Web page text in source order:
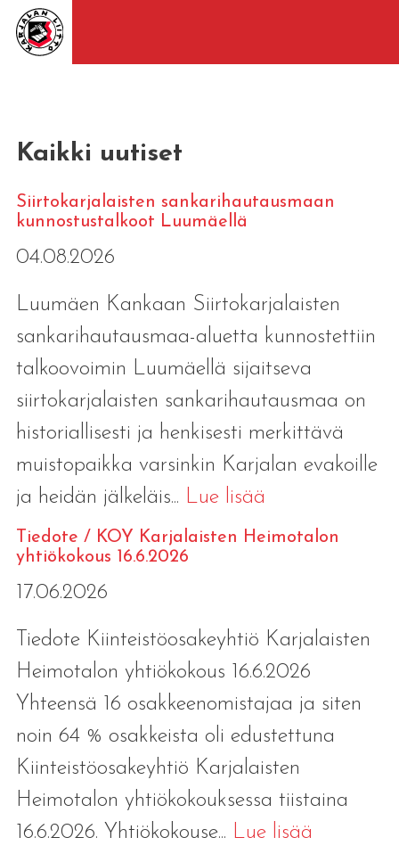
Kaikki uutiset
Siirtokarjalaisten sankarihautausmaan
kunnostustalkoot Luumäellä
04.08.2026
Luumäen Kankaan Siirtokarjalaisten
sankarihautausmaa-aluetta kunnostettiin
talkoovoimin Luumäellä sijaitseva
siirtokarjalaisten sankarihautausmaa on
historiallisesti ja henkisesti merkittävä
muistopaikka varsinkin Karjalan evakoille
ja heidän jälkeläis... Lue lisää
Tiedote / KOY Karjalaisten Heimotalon
yhtiökokous 16.6.2026
17.06.2026
Tiedote Kiinteistöosakeyhtiö Karjalaisten
Heimotalon yhtiökokous 16.6.2026
Yhteensä 16 osakkeenomistajaa ja siten
noin 64 % osakkeista oli edustettuna
Kiinteistöosakeyhtiö Karjalaisten
Heimotalon yhtiökokouksessa tiistaina
16.6.2026. Yhtiökokouse... Lue lisää